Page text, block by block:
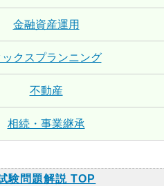
金融資産運用
ックスプランニング
不動産
相続・事業継承
験問題解説 TOP